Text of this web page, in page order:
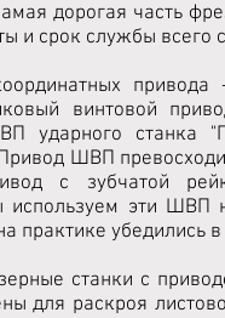
дорогая часть
и срок службы всего
винтовой
ударного станка
ШВП
с зубчатой
эти ШВП
практике убедились
станки с
для раскроя